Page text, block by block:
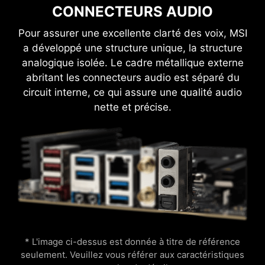
CONNECTEURS AUDIO
Pour assurer une excellente clarté des voix, MSI
a développé une structure unique, la structure
analogique isolée. Le cadre métallique externe
abritant les connecteurs audio est séparé du
circuit interne, ce qui assure une qualité audio
nette et précise.
* L'image ci-dessus est donnée à titre de référence
seulement. Veuillez vous référer aux caractéristiques
Flamme Respiration
Température CPU Cercle couleurs
Game Boost AI Boost
Boostez facilement les performances de votre
CPU avec un overclocking instantané,
simplement en appuyant sur un bouton.
paramètres manuellement en les optimisant
automatiquement de manière intelligente.
INTERFACE UTILISATEUR
EXCLUSIVE D'AIDA64 EXTREME
Les cartes mères MSI vous proposent une
version d'essai gratuit de 60 jours du logiciel
AIDA64 Extreme - MSI Edition. AIDA64 Extreme
est une application de référence pour le
diagnostic et le test des PC sous Windows.
Avec, vous pouvez surveiller avec précision le
logiciels et vous pourrez sauvegarder les
informations sous divers formats tels que CSV